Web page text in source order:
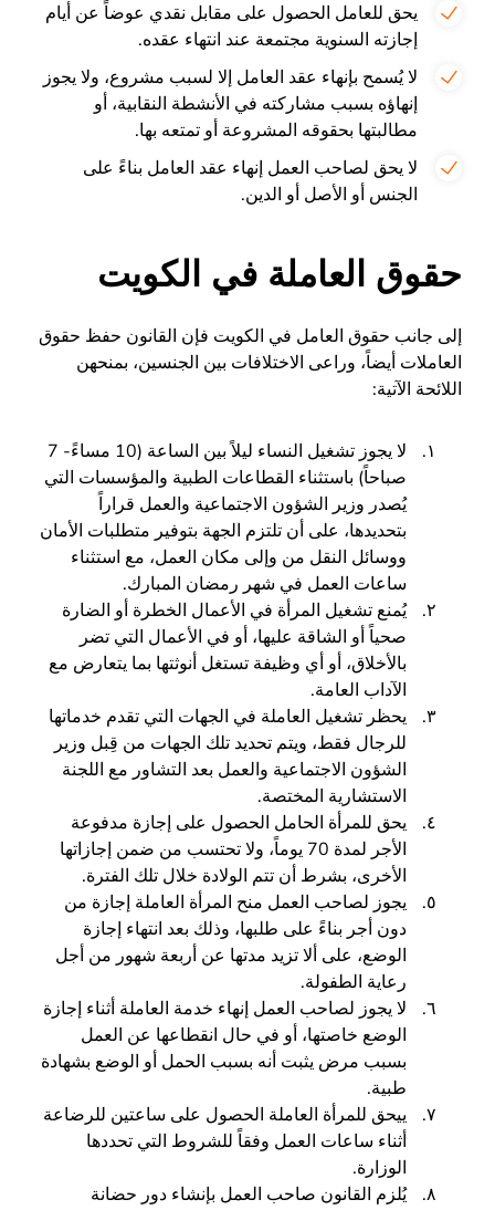
يحق للعامل الحصول على مقابل نقدي عوضاً عن أيام
إجازته السنوية مجتمعة عند انتهاء عقده.
لا يُسمح بإنهاء عقد العامل إلا لسبب مشروع، ولا يجوز
إنهاؤه بسبب مشاركته في الأنشطة النقابية، أو
مطالبتها بحقوقه المشروعة أو تمتعه بها.
لا يحق لصاحب العمل إنهاء عقد العامل بناءً على
الجنس أو الأصل أو الدين.
حقوق العاملة في الكويت
إلى جانب حقوق العامل في الكويت فإن القانون حفظ حقوق
العاملات أيضاً، وراعى الاختلافات بين الجنسين، بمنحهن
اللائحة الآتية:
لا يجوز تشغيل النساء ليلاً بين الساعة (10 مساءً- 7
صباحاً) باستثناء القطاعات الطبية والمؤسسات التي
يُصدر وزير الشؤون الاجتماعية والعمل قراراً
بتحديدها، على أن تلتزم الجهة بتوفير متطلبات الأمان
ووسائل النقل من وإلى مكان العمل، مع استثناء
ساعات العمل في شهر رمضان المبارك.
يُمنع تشغيل المرأة في الأعمال الخطرة أو الضارة
صحياً أو الشاقة عليها، أو في الأعمال التي تضر
بالأخلاق، أو أي وظيفة تستغل أنوثتها بما يتعارض مع
الآداب العامة.
يحظر تشغيل العاملة في الجهات التي تقدم خدماتها
للرجال فقط، ويتم تحديد تلك الجهات من قِبل وزير
الشؤون الاجتماعية والعمل بعد التشاور مع اللجنة
الاستشارية المختصة.
يحق للمرأة الحامل الحصول على إجازة مدفوعة
الأجر لمدة 70 يوماً، ولا تحتسب من ضمن إجازاتها
الأخرى، بشرط أن تتم الولادة خلال تلك الفترة.
يجوز لصاحب العمل منح المرأة العاملة إجازة من
دون أجر بناءً على طلبها، وذلك بعد انتهاء إجازة
الوضع، على ألا تزيد مدتها عن أربعة شهور من أجل
رعاية الطفولة.
لا يجوز لصاحب العمل إنهاء خدمة العاملة أثناء إجازة
الوضع خاصتها، أو في حال انقطاعها عن العمل
بسبب مرض يثبت أنه بسبب الحمل أو الوضع بشهادة
طبية.
ييحق للمرأة العاملة الحصول على ساعتين للرضاعة
أثناء ساعات العمل وفقاً للشروط التي تحددها
الوزارة.
يُلزم القانون صاحب العمل بإنشاء دور حضانة